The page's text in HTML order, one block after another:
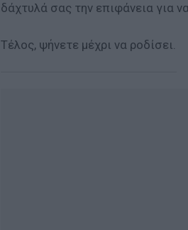
δάχτυλά σας την επιφάνεια για
Τέλος, ψήνετε μέχρι να ροδίσει.